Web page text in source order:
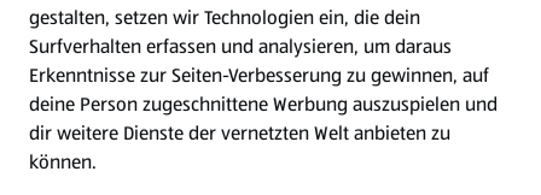
Über ALDI SÜD
Filialen
gestalten, setzen wir Technologien ein, die dein
Surfverhalten erfassen und analysieren, um daraus
Erkenntnisse zur Seiten-Verbesserung zu gewinnen, auf
deine Person zugeschnittene Werbung auszuspielen und
dir weitere Dienste der vernetzten Welt anbieten zu
können.